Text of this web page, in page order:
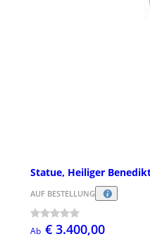
Statue, Heiliger
AUF BESTELLUNG
Ab € 3.400,00